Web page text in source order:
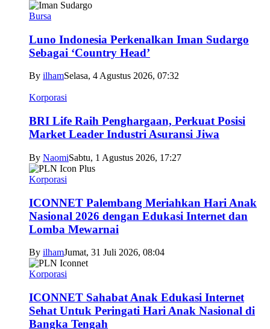
Bursa
Luno Indonesia Perkenalkan Iman Sudargo
Sebagai ‘Country Head’
By ilhamSelasa, 4 Agustus 2026, 07:32
Korporasi
BRI Life Raih Penghargaan, Perkuat Posisi
Market Leader Industri Asuransi Jiwa
By NaomiSabtu, 1 Agustus 2026, 17:27
Korporasi
ICONNET Palembang Meriahkan Hari Anak
Nasional 2026 dengan Edukasi Internet dan
Lomba Mewarnai
By ilhamJumat, 31 Juli 2026, 08:04
Korporasi
ICONNET Sahabat Anak Edukasi Internet
Sehat Untuk Peringati Hari Anak Nasional di
Bangka Tengah